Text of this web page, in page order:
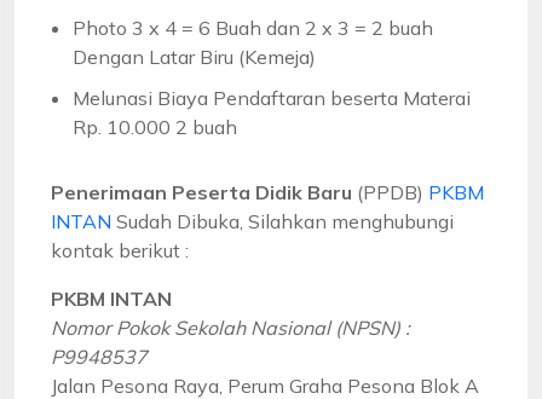
Photo 3 x 4 = 6 Buah dan 2 x 3 = 2 buah
Dengan Latar Biru (Kemeja)
Melunasi Biaya Pendaftaran beserta Materai
Rp. 10.000 2 buah
Penerimaan Peserta Didik Baru (PPDB) PKBM
INTAN Sudah Dibuka, Silahkan menghubungi
kontak berikut :
PKBM INTAN
Nomor Pokok Sekolah Nasional (NPSN) :
P9948537
Jalan Pesona Raya, Perum Graha Pesona Blok A